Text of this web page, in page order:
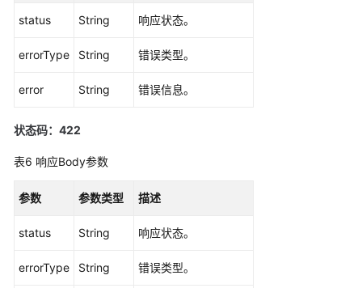
（2.0）
隆
参
坡
域）
status String 响应状态。
errorType String 错误类型。
error String 错误信息。
状态码：422
表6 响应Body参数
参数 参数类型 描述
status String 响应状态。
errorType String 错误类型。